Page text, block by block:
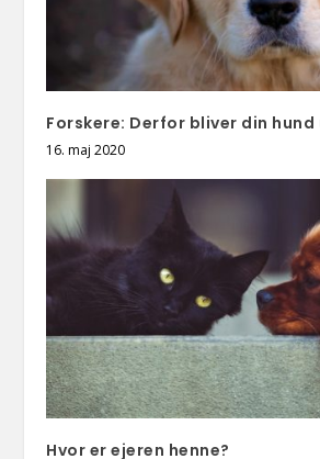
Forskere: Derfor bliver din hund
16. maj 2020
Hvor er ejeren henne?